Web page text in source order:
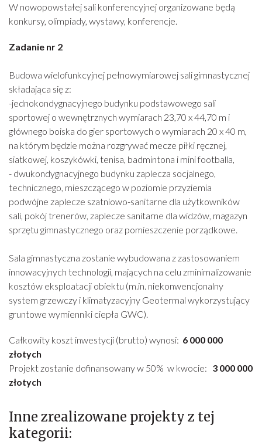
W nowopowstałej sali konferencyjnej organizowane będą
konkursy, olimpiady, wystawy, konferencje.
Zadanie nr 2
Budowa wielofunkcyjnej pełnowymiarowej sali gimnastycznej
składająca się z:
-jednokondygnacyjnego budynku podstawowego sali
sportowej o wewnętrznych wymiarach 23,70 x 44,70 m i
głównego boiska do gier sportowych o wymiarach 20 x 40 m,
na którym będzie można rozgrywać mecze piłki ręcznej,
siatkowej, koszykówki, tenisa, badmintona i mini footballa,
- dwukondygnacyjnego budynku zaplecza socjalnego,
technicznego, mieszczącego w poziomie przyziemia
podwójne zaplecze szatniowo-sanitarne dla użytkowników
sali, pokój trenerów, zaplecze sanitarne dla widzów, magazyn
sprzętu gimnastycznego oraz pomieszczenie porządkowe.
Sala gimnastyczna zostanie wybudowana z zastosowaniem
innowacyjnych technologii, mających na celu zminimalizowanie
kosztów eksploatacji obiektu (m.in. niekonwencjonalny
system grzewczy i klimatyzacyjny Geotermal wykorzystujący
gruntowe wymienniki ciepła GWC).
Całkowity koszt inwestycji (brutto) wynosi: 6 000 000
złotych
Projekt zostanie dofinansowany w 50% w kwocie: 3 000 000
złotych
Inne zrealizowane projekty z tej
kategorii: